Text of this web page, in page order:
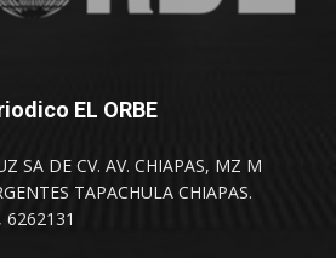
EL ORBE
SA DE CV. AV. CHIAPAS, MZ M
TAPACHULA CHIAPAS.
6262131